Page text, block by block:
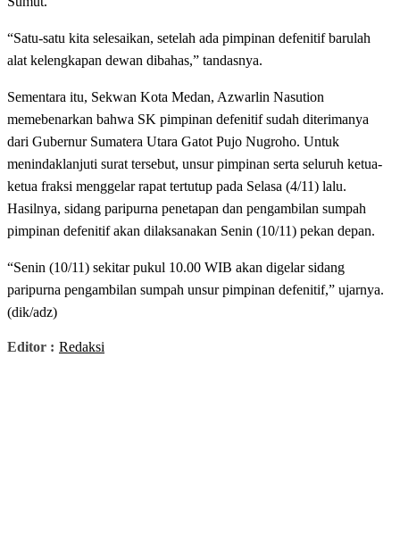
“Satu-satu kita selesaikan, setelah ada pimpinan defenitif barulah
alat kelengkapan dewan dibahas,” tandasnya.
Sementara itu, Sekwan Kota Medan, Azwarlin Nasution
memebenarkan bahwa SK pimpinan defenitif sudah diterimanya
dari Gubernur Sumatera Utara Gatot Pujo Nugroho. Untuk
menindaklanjuti surat tersebut, unsur pimpinan serta seluruh ketua-
ketua fraksi menggelar rapat tertutup pada Selasa (4/11) lalu.
Hasilnya, sidang paripurna penetapan dan pengambilan sumpah
pimpinan defenitif akan dilaksanakan Senin (10/11) pekan depan.
“Senin (10/11) sekitar pukul 10.00 WIB akan digelar sidang
paripurna pengambilan sumpah unsur pimpinan defenitif,” ujarnya.
(dik/adz)
Editor : Redaksi